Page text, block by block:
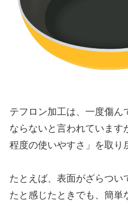
テフロン加工は、一度傷ん
ならないと言われています
程度の使いやすさ」を取り
たとえば、表面がざらつい
たと感じたときでも、簡単